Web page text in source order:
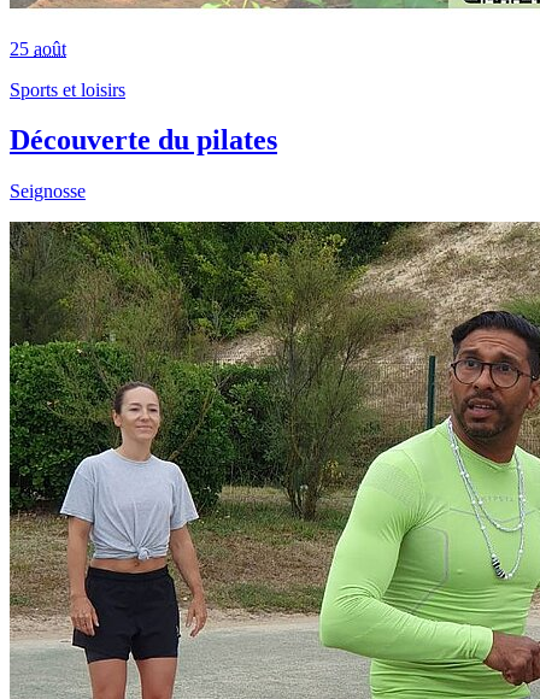
25 août
Sports et loisirs
Découverte du pilates
Seignosse